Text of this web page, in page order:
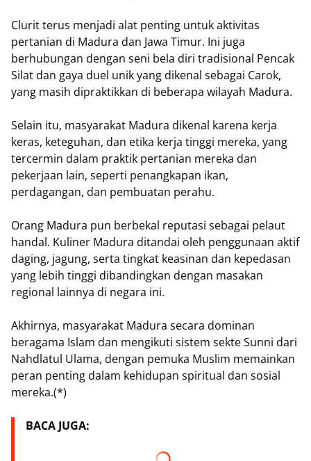
Clurit terus menjadi alat penting untuk aktivitas
pertanian di Madura dan Jawa Timur. Ini juga
berhubungan dengan seni bela diri tradisional Pencak
Silat dan gaya duel unik yang dikenal sebagai Carok,
yang masih dipraktikkan di beberapa wilayah Madura.
Selain itu, masyarakat Madura dikenal karena kerja
keras, keteguhan, dan etika kerja tinggi mereka, yang
tercermin dalam praktik pertanian mereka dan
pekerjaan lain, seperti penangkapan ikan,
perdagangan, dan pembuatan perahu.
Orang Madura pun berbekal reputasi sebagai pelaut
handal. Kuliner Madura ditandai oleh penggunaan aktif
daging, jagung, serta tingkat keasinan dan kepedasan
yang lebih tinggi dibandingkan dengan masakan
regional lainnya di negara ini.
Akhirnya, masyarakat Madura secara dominan
beragama Islam dan mengikuti sistem sekte Sunni dari
Nahdlatul Ulama, dengan pemuka Muslim memainkan
peran penting dalam kehidupan spiritual dan sosial
mereka.(*)
BACA JUGA: